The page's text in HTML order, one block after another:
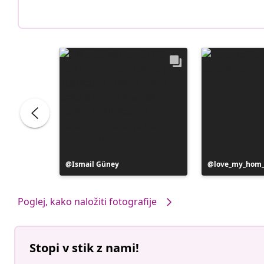
Objavo
je
Ismail Güney
Objavo
je
love_my_hom_
Poglej, kako naložiti fotografije
Stopi v stik z nami!